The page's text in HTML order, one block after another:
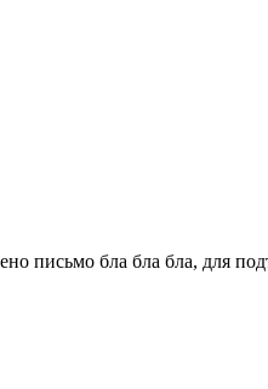
письмо бла бла бла, для